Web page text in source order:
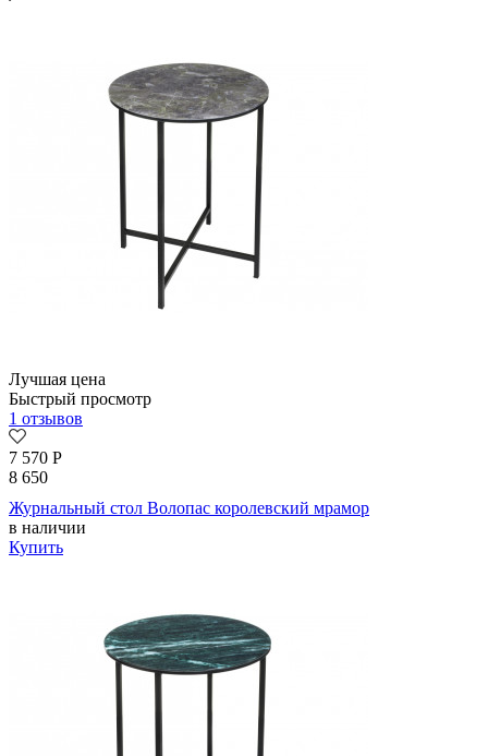
Лучшая цена
Быстрый просмотр
1 отзывов
7 570 Р
8 650
Журнальный стол Волопас королевский мрамор
в наличии
Купить